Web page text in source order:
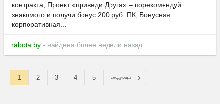
контракта; Проект «приведи Друга» – порекомендуй
знакомого и получи бонус 200 руб. ПК; Бонусная
корпоративная...
rabota.by - найдена более недели назад
1 2 3 4 5 следующая